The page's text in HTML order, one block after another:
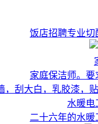
饭店招聘专业切
家庭保洁师。要
水暖电
二十六年的水暖